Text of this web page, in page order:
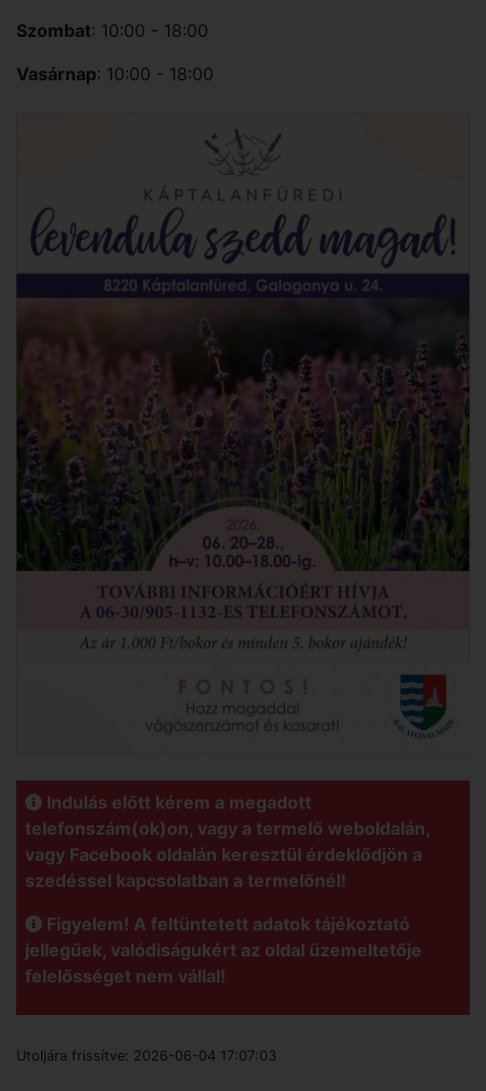
Szombat: 10:00 - 18:00
Vasárnap: 10:00 - 18:00
Indulás előtt kérem a megadott
telefonszám(ok)on, vagy a termelő weboldalán,
vagy Facebook oldalán keresztül érdeklődjön a
szedéssel kapcsolatban a termelőnél!
Figyelem! A feltüntetett adatok tájékoztató
jellegűek, valódiságukért az oldal üzemeltetője
felelősséget nem vállal!
Utoljára frissítve: 2026-06-04 17:07:03